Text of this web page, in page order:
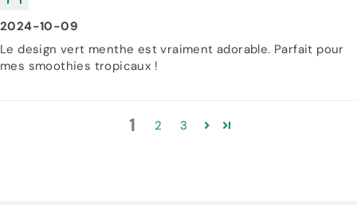
2024-10-09
Le design vert menthe est vraiment adorable. Parfait pour
mes smoothies tropicaux !
1 2 3